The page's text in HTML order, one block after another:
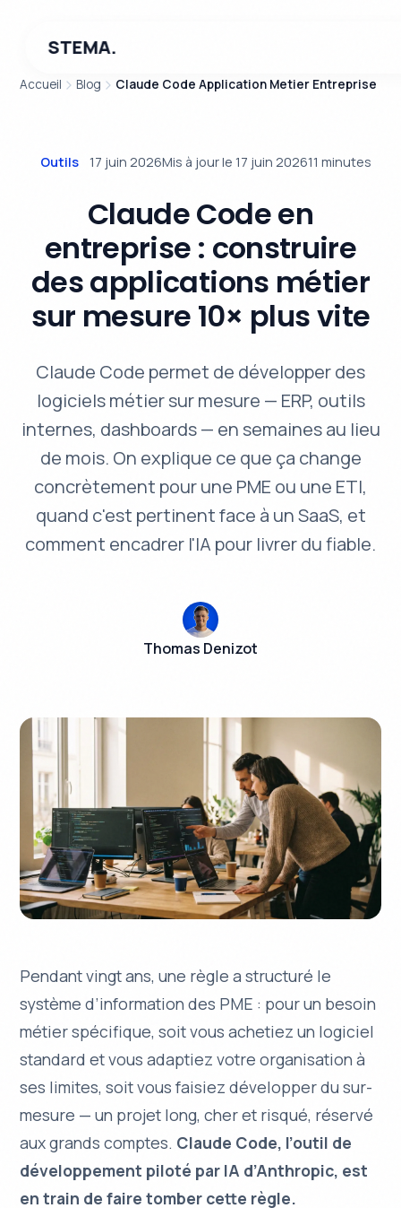
STEMA.
Accueil Blog Claude Code Application Metier Entreprise
Outils 17 juin 2026Mis à jour le 17 juin 202611 minutes
Claude Code en
entreprise : construire
des applications métier
sur mesure 10× plus vite
Claude Code permet de développer des
logiciels métier sur mesure — ERP, outils
internes, dashboards — en semaines au lieu
de mois. On explique ce que ça change
concrètement pour une PME ou une ETI,
quand c'est pertinent face à un SaaS, et
comment encadrer l'IA pour livrer du fiable.
Thomas Denizot
Pendant vingt ans, une règle a structuré le
système d’information des PME : pour un besoin
métier spécifique, soit vous achetiez un logiciel
standard et vous adaptiez votre organisation à
ses limites, soit vous faisiez développer du sur-
mesure — un projet long, cher et risqué, réservé
aux grands comptes. Claude Code, l’outil de
développement piloté par IA d’Anthropic, est
en train de faire tomber cette règle.